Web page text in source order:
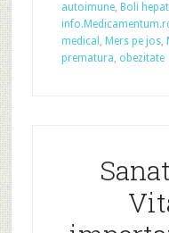
autoimune, Boli
medical , Mers pe jos,
prematura, obezitate